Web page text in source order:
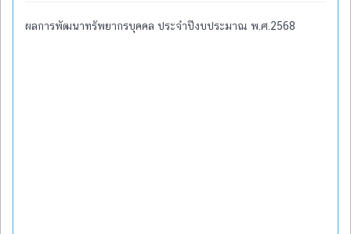
ผลการพัฒนาทรัพยากรบุคคล ประจำปีงบประมาณ พ.ศ.2568